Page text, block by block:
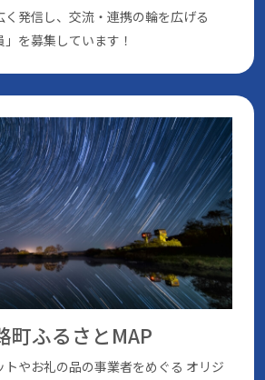
く発信し、交流・連携の輪を広げる
」を募集しています！
町ふるさとMAP
やお礼の品の事業者をめぐる オリジ